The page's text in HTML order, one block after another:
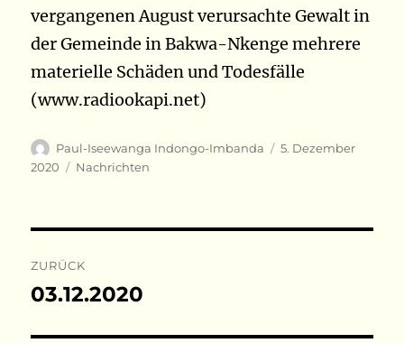
vergangenen August verursachte Gewalt in
der Gemeinde in Bakwa-Nkenge mehrere
materielle Schäden und Todesfälle
(www.radiookapi.net)
Autor
Paul-Iseewanga Indongo-Imbanda
Veröffentlicht
5. Dezember
2020
Kategorien
Nachrichten
ZURÜCK
Vorheriger
03.12.2020